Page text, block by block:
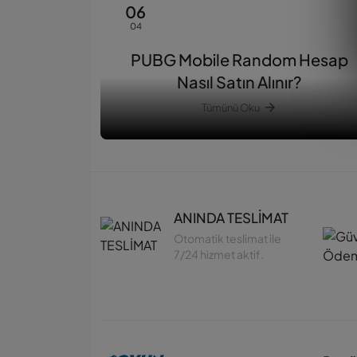
06
04
PUBG Mobile Random Hesap
Nasıl Satın Alınır?
Tümünü Oku
ANINDA TESLİMAT
Otomatik teslimat ile
7/24 hizmet aktif.